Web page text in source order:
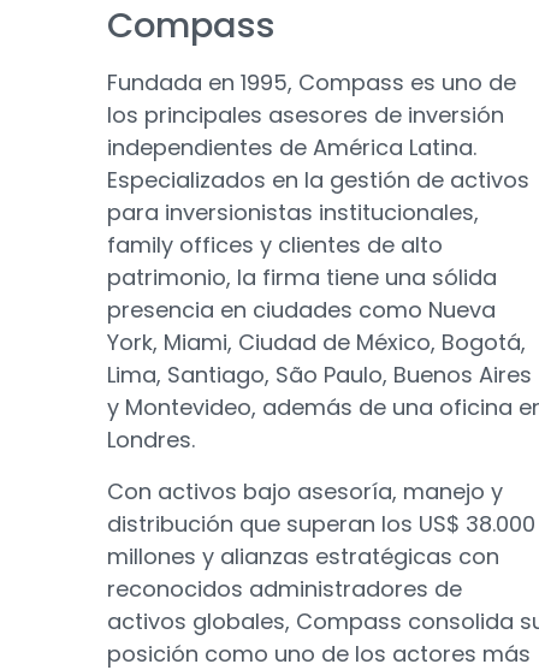
Compass
Fundada en 1995, Compass es uno de
los principales asesores de inversión
independientes de América Latina.
Especializados en la gestión de activos
para inversionistas institucionales,
family offices y clientes de alto
patrimonio, la firma tiene una sólida
presencia en ciudades como Nueva
York, Miami, Ciudad de México, Bogotá,
Lima, Santiago, São Paulo, Buenos Aires
y Montevideo, además de una oficina
Londres.
Con activos bajo asesoría, manejo y
distribución que superan los US$ 38.000
millones y alianzas estratégicas con
reconocidos administradores de
activos globales, Compass consolida
posición como uno de los actores más